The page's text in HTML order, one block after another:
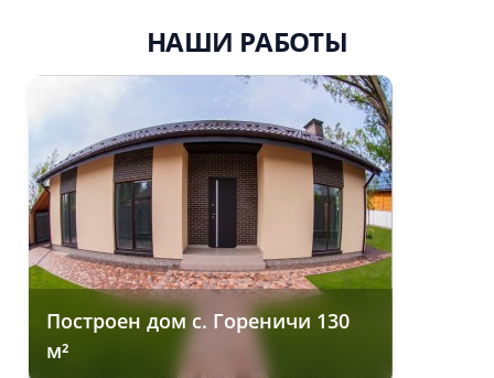
НАШИ РАБОТЫ
Построен дом с. Гореничи 130
м²